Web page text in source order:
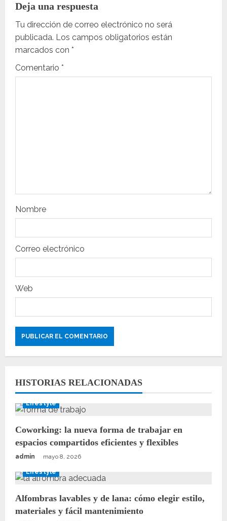
c
i
ó
n
r
a
d
s
Deja una respuesta
Tu dirección de correo electrónico no será
publicada. Los campos obligatorios están
marcados con *
Comentario *
Nombre
Correo electrónico
Web
HISTORIAS RELACIONADAS
Lifestyle
Coworking: la nueva forma de trabajar en
espacios compartidos eficientes y flexibles
admin mayo 8, 2026
Lifestyle
Alfombras lavables y de lana: cómo elegir estilo,
materiales y fácil mantenimiento